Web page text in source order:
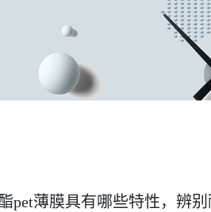
pet薄膜具有哪些特性，辨